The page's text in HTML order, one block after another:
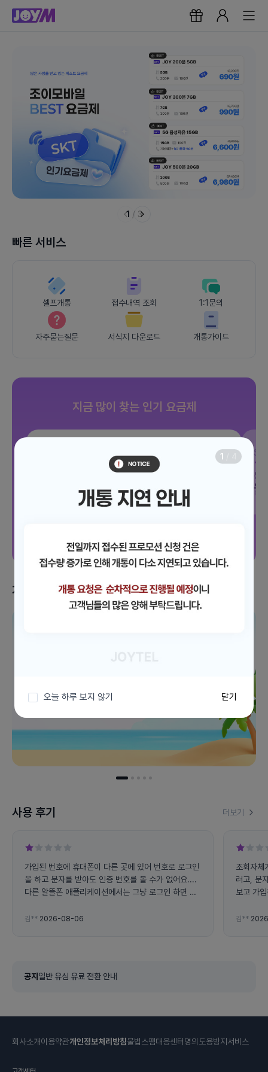
1 / 3
빠른 서비스
셀프개통 접수내역 조회 1:1문의
자주묻는질문 서식지 다운로드 개통가이드
지금 많이 찾는 인기 요금제
조이 음성자유 7GB
문자 100건
월 3,300원/ 평생할인
통
사용 후기 더보기
가입된 번호에 휴대폰이 다른 곳에 있어 번호로 로그인
을 하고 문자를 받아도 인증 번호를 볼 수가 없어요....
다른 알뜰폰 애플리케이션에서는 그냥 로그인 하면 사
하면 불편해요... 그리고 앱에서 자꾸 튕겨지고 문자 인
김** 2026-08-06
조회자체
러고, 문
보고 가
김**
지금 받을 수 있는 혜택 이벤트 더보기
공지 일반 유심 유료 전환 안내
회사소개이용약관개인정보처리방침불법스팸대응센터 명의도용방지서비스
오늘 하루 보지 않기 닫기
1